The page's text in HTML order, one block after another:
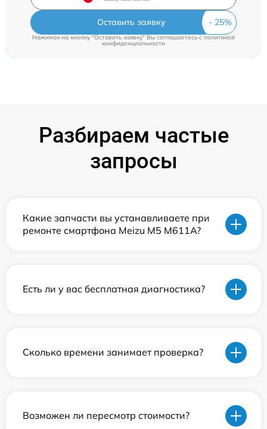
Оставить заявку
Нажимая на кнопку "Оставить заявку" Вы соглашаетесь cполитикой
конфиденциальности
Разбираем частые
запросы
Какие запчасти вы устанавливаете при
ремонте смартфона Meizu M5 M611A?
Есть ли у вас бесплатная диагностика?
Сколько времени занимает проверка?
Возможен ли пересмотр стоимости?